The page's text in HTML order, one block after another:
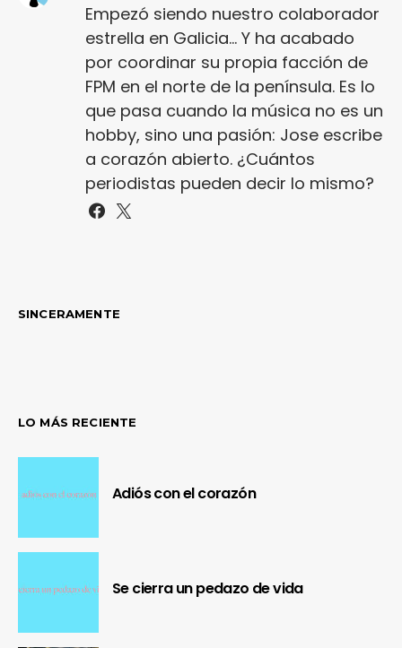
Empezó siendo nuestro colaborador
estrella en Galicia... Y ha acabado
por coordinar su propia facción de
FPM en el norte de la península. Es lo
que pasa cuando la música no es un
hobby, sino una pasión: Jose escribe
a corazón abierto. ¿Cuántos
periodistas pueden decir lo mismo?
SINCERAMENTE
LO MÁS RECIENTE
Adiós con el corazón
Se cierra un pedazo de vida